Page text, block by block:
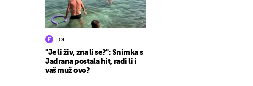
LOL
"Je li živ, zna li se?": Snimka s
Jadrana postala hit, radi li i
vaš muž ovo?